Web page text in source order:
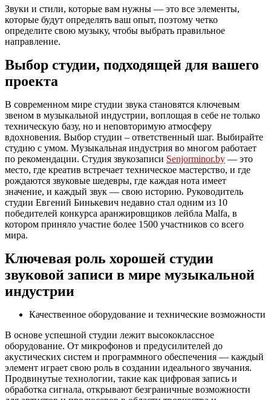
Звуки и стили, которые вам нужны — это все элементы,
которые будут определять ваш опыт, поэтому четко
определите свою музыку, чтобы выбрать правильное
направление.
Выбор студии, подходящей для вашего
проекта
В современном мире студии звука становятся ключевым
звеном в музыкальной индустрии, воплощая в себе не только
техническую базу, но и неповторимую атмосферу
вдохновения. Выбор студии – ответственный шаг. Выбирайте
студию с умом. Музыкальная индустрия во многом работает
по рекомендации. Студия звукозаписи Senjorminor.by — это
место, где креатив встречает техническое мастерство, и где
рождаются звуковые шедевры, где каждая нота имеет
значение, и каждый звук — свою историю. Руководитель
студии Евгений Бинькевич недавно стал одним из 10
победителей конкурса аранжировщиков лейбла Malfa, в
котором приняло участие более 1500 участников со всего
мира.
Ключевая роль хорошей студии
звуковой записи в мире музыкальной
индустрии
Качественное оборудование и технические возможности
В основе успешной студии лежит высококлассное
оборудование. От микрофонов и предусилителей до
акустических систем и программного обеспечения — каждый
элемент играет свою роль в создании идеального звучания.
Продвинутые технологии, такие как цифровая запись и
обработка сигнала, открывают безграничные возможности